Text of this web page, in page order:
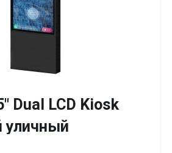
Dual LCD Kiosk
уличный